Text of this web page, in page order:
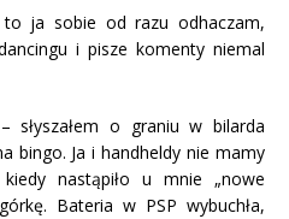
ja sobie od razu odhaczam,
i pisze komenty niemal
słyszałem o graniu w bilarda
bingo. Ja i handheldy nie mamy
nastąpiło u mnie „nowe
Bateria w PSP wybuchła,